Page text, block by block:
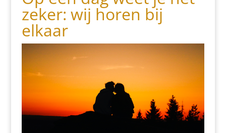
zeker: wij horen bij
elkaar